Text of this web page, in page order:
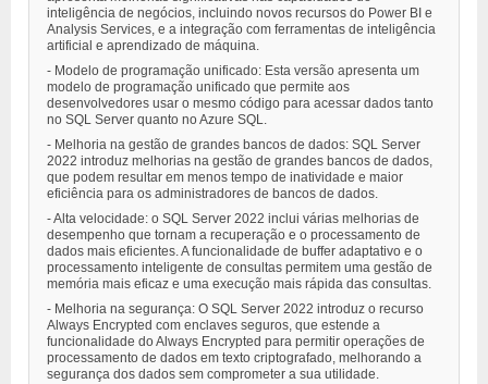
inteligência de negócios, incluindo novos recursos do Power BI e
Analysis Services, e a integração com ferramentas de inteligência
artificial e aprendizado de máquina.
- Modelo de programação unificado: Esta versão apresenta um
modelo de programação unificado que permite aos
desenvolvedores usar o mesmo código para acessar dados tanto
no SQL Server quanto no Azure SQL.
- Melhoria na gestão de grandes bancos de dados: SQL Server
2022 introduz melhorias na gestão de grandes bancos de dados,
que podem resultar em menos tempo de inatividade e maior
eficiência para os administradores de bancos de dados.
- Alta velocidade: o SQL Server 2022 inclui várias melhorias de
desempenho que tornam a recuperação e o processamento de
dados mais eficientes. A funcionalidade de buffer adaptativo e o
processamento inteligente de consultas permitem uma gestão de
memória mais eficaz e uma execução mais rápida das consultas.
- Melhoria na segurança: O SQL Server 2022 introduz o recurso
Always Encrypted com enclaves seguros, que estende a
funcionalidade do Always Encrypted para permitir operações de
processamento de dados em texto criptografado, melhorando a
segurança dos dados sem comprometer a sua utilidade.